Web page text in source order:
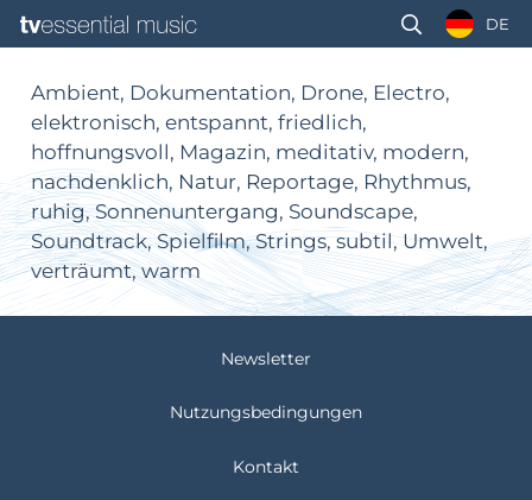
DE
Ambient, Dokumentation, Drone, Electro,
elektronisch, entspannt, friedlich,
hoffnungsvoll, Magazin, meditativ, modern,
nachdenklich, Natur, Reportage, Rhythmus,
ruhig, Sonnenuntergang, Soundscape,
Soundtrack, Spielfilm, Strings, subtil, Umwelt,
verträumt, warm
Newsletter
Nutzungsbedingungen
Kontakt